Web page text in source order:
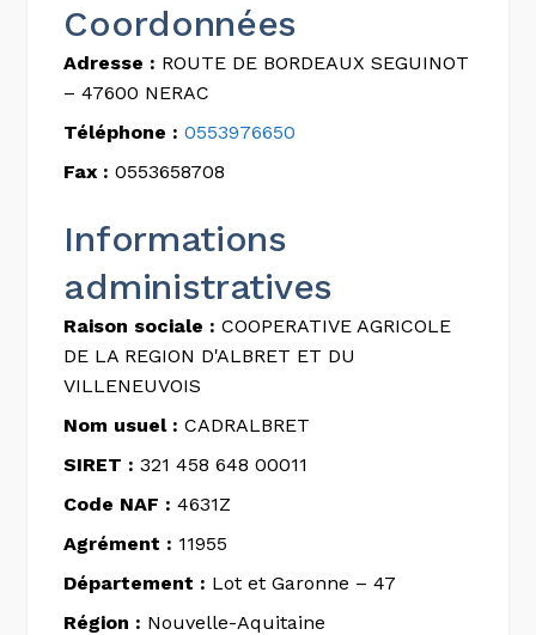
Coordonnées
Adresse : ROUTE DE BORDEAUX SEGUINOT
– 47600 NERAC
Téléphone : 0553976650
Fax : 0553658708
Informations
administratives
Raison sociale : COOPERATIVE AGRICOLE
DE LA REGION D'ALBRET ET DU
VILLENEUVOIS
Nom usuel : CADRALBRET
SIRET : 321 458 648 00011
Code NAF : 4631Z
Agrément : 11955
Département : Lot et Garonne – 47
Région : Nouvelle-Aquitaine